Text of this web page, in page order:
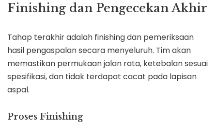
Finishing dan Pengecekan Akhir
Tahap terakhir adalah finishing dan pemeriksaan
hasil pengaspalan secara menyeluruh. Tim akan
memastikan permukaan jalan rata, ketebalan sesuai
spesifikasi, dan tidak terdapat cacat pada lapisan
aspal.
Proses Finishing